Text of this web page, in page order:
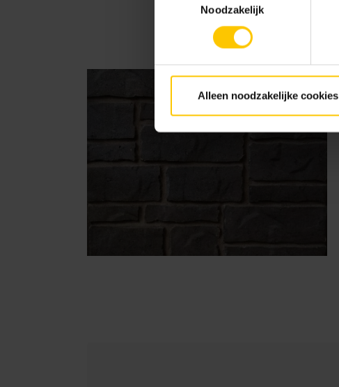
Noodzakelijk
Alleen noodzakelijke cookies